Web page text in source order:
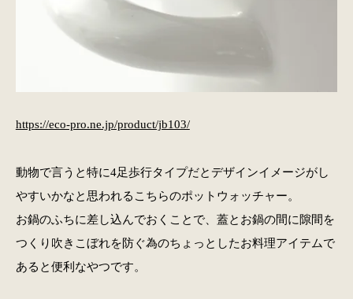
https://eco-pro.ne.jp/product/jb103/
動物で言うと特に4足歩行タイプだとデザインイメージがし
やすいかなと思われるこちらのポットウォッチャー。
お鍋のふちに差し込んでおくことで、蓋とお鍋の間に隙間を
つくり吹きこぼれを防ぐ為のちょっとしたお料理アイテムで
あると便利なやつです。